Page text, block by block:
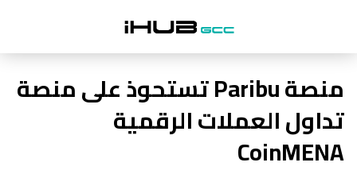
منصة Paribu تستحوذ على منصة
تداول العملات الرقمية
CoinMENA